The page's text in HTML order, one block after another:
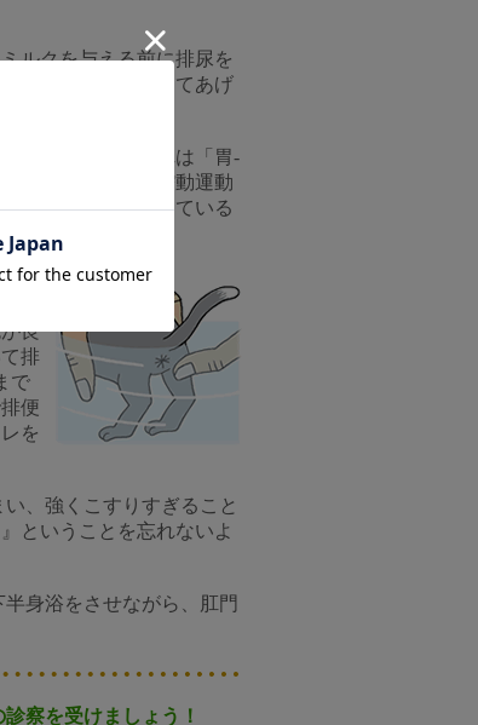
ルクを与える前に排尿を
囲をそっと刺激してあげ
いのですが、これは「胃-
が入ると結腸の蠕動運動
きに便意を我慢している
し
や
良
排
で
便
を
、強くこすりすぎること
ということを忘れないよ
身浴をさせながら、肛門
察を受けましょう！